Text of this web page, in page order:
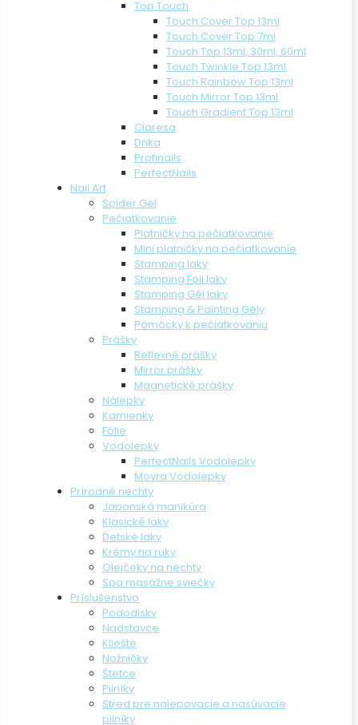
Top Touch
Touch Cover Top 13ml
Touch Cover Top 7ml
Touch Top 13ml, 30ml, 60ml
Touch Twinkle Top 13ml
Touch Rainbow Top 13ml
Touch Mirror Top 13ml
Touch Gradient Top 13ml
Claresa
Dnka
Profinails
PerfectNails
Nail Art
Spider Gel
Pečiatkovanie
Platničky na pečiatkovanie
Mini platničky na pečiatkovanie
Stamping laky
Stamping Foil laky
Stamping Gél laky
Stamping & Painting Gély
Pomôcky k pečiatkovaniu
Prášky
Reflexné prášky
Mirror prášky
Magnetické prášky
Nálepky
Kamienky
Fólie
Vodolepky
PerfectNails Vodolepky
Moyra Vodolepky
Prírodné nechty
Japonská manikúra
Klasické laky
Detské laky
Krémy na ruky
Olejčeky na nechty
Spa masážne sviečky
Príslušenstvo
Pododisky
Nadstavce
Kliešte
Nožničky
Štetce
Pilníky
Stred pre nalepovacie a nasúvacie
pilníky